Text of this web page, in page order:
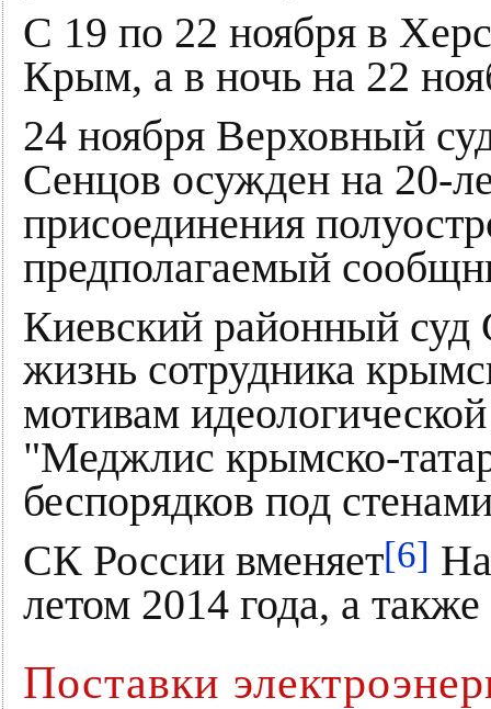
С 19 по 22 ноября в
Крым, а в ночь на 22
24 ноября Верховный
Сенцов осужден на 20-
присоединения
предполагаемый
Киевский районный
жизнь сотрудника
мотивам
"Меджлис крымско-
беспорядков под
СК России вменяет[6]
летом 2014 года, а
Поставки